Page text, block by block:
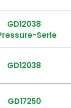
GD12038
Serie
GD12038
GD17250